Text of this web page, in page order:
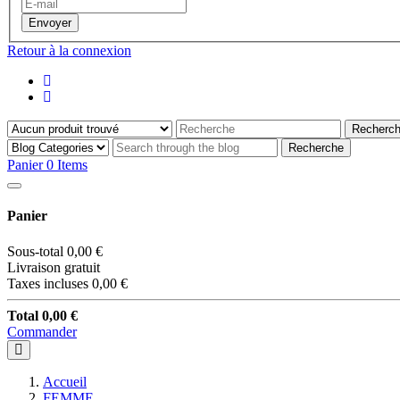
Envoyer
Retour à la connexion
Recherche
Panier 0 Items
Panier
Sous-total 0,00 €
Livraison gratuit
Taxes incluses 0,00 €
Total 0,00 €
Commander
Accueil